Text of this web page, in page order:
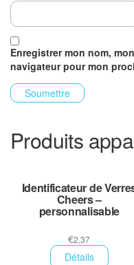
Enregistrer mon nom,
navigateur pour mon
Produits
Identificateur de
Cheers –
personnalisable
€2,37
Détails